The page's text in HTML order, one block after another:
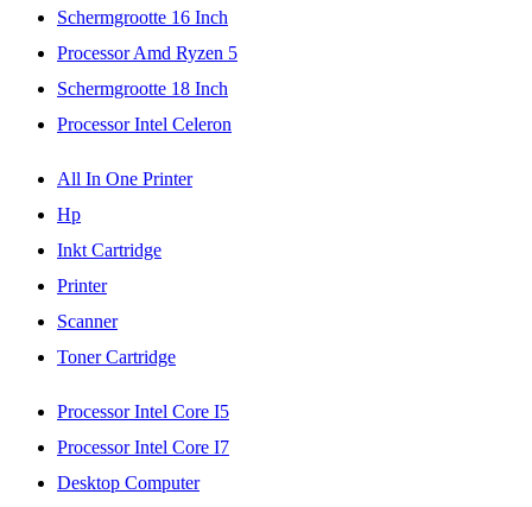
Schermgrootte 16 Inch
Processor Amd Ryzen 5
Schermgrootte 18 Inch
Processor Intel Celeron
All In One Printer
Hp
Inkt Cartridge
Printer
Scanner
Toner Cartridge
Processor Intel Core I5
Processor Intel Core I7
Desktop Computer